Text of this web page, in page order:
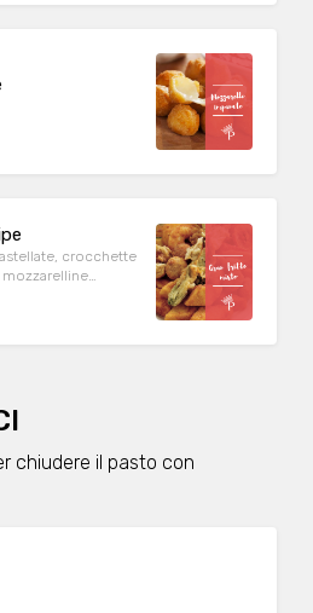
crocchette
chiudere il pasto con